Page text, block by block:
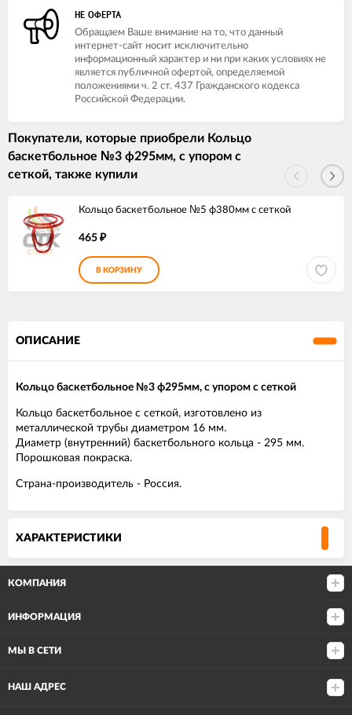
НЕ ОФЕРТА
Обращаем Ваше внимание на то, что данный
интернет-сайт носит исключительно
информационный характер и ни при каких условиях не
является публичной офертой, определяемой
положениями ч. 2 ст. 437 Гражданского кодекса
Российской Федерации.
Покупатели, которые приобрели Кольцо
баскетбольное №3 ф295мм, с упором с
сеткой, также купили
Кольцо баскетбольное №5 ф380мм с сеткой
465 ₽
В КОРЗИНУ
ОПИСАНИЕ
Кольцо баскетбольное №3 ф295мм, с упором с сеткой
Кольцо баскетбольное с сеткой, изготовлено из
металлической трубы диаметром 16 мм.
Диаметр (внутренний) баскетбольного кольца - 295 мм.
Порошковая покраска.
Страна-производитель - Россия.
ХАРАКТЕРИСТИКИ
КОМПАНИЯ
ИНФОРМАЦИЯ
МЫ В СЕТИ
НАШ АДРЕС